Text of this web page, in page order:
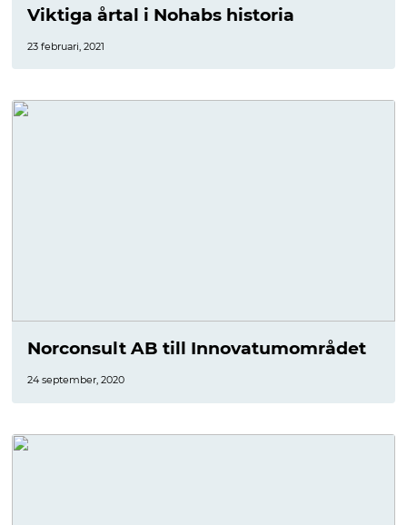
Viktiga årtal i Nohabs historia
23 februari, 2021
Norconsult AB till Innovatumområdet
24 september, 2020